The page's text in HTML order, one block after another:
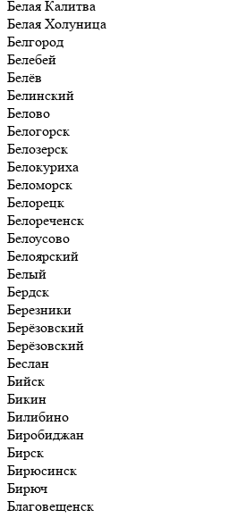
Белая Калитва
Белая Холуница
Белгород
Белебей
Белёв
Белинский
Белово
Белогорск
Белозерск
Белокуриха
Беломорск
Белорецк
Белореченск
Белоусово
Белоярский
Белый
Бердск
Березники
Берёзовский
Берёзовский
Беслан
Бийск
Бикин
Билибино
Биробиджан
Бирск
Бирюсинск
Бирюч
Благовещенск